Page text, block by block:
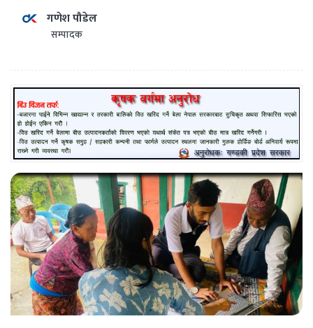
गणेश पौडेल
सम्पादक